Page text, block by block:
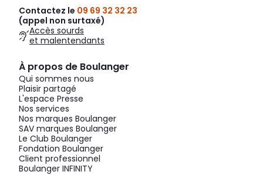
Contactez le 09 69 32 32 23
(appel non surtaxé)
Accès sourds
et malentendants
À propos de Boulanger
Qui sommes nous
Plaisir partagé
L'espace Presse
Nos services
Nos marques Boulanger
SAV marques Boulanger
Le Club Boulanger
Fondation Boulanger
Client professionnel
Boulanger INFINITY